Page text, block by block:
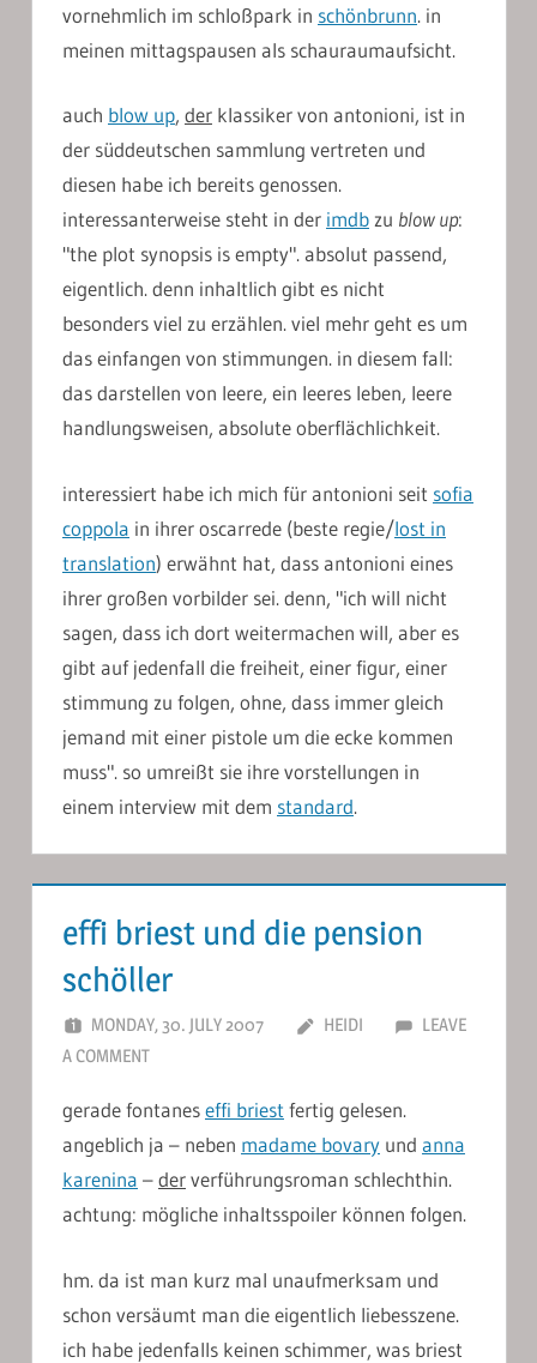
vornehmlich im schloßpark in schönbrunn. in
meinen mittagspausen als schauraumaufsicht.
auch blow up, der klassiker von antonioni, ist in
der süddeutschen sammlung vertreten und
diesen habe ich bereits genossen.
interessanterweise steht in der imdbzu blow up:
"the plot synopsis is empty". absolut passend,
eigentlich. denn inhaltlich gibt es nicht
besonders viel zu erzählen. viel mehr geht es um
das einfangen von stimmungen. in diesem fall:
das darstellen von leere, ein leeres leben, leere
handlungsweisen, absolute oberflächlichkeit.
interessiert habe ich mich für antonioni seit sofia
coppola in ihrer oscarrede (beste regie/lost in
translation) erwähnt hat, dass antonioni eines
ihrer großen vorbilder sei. denn, "ich will nicht
sagen, dass ich dort weitermachen will, aber es
gibt auf jedenfall die freiheit, einer figur, einer
stimmung zu folgen, ohne, dass immer gleich
jemand mit einer pistole um die ecke kommen
muss". so umreißt sie ihre vorstellungen in
einem interview mit dem standard.
effi briest und die pension
schöller
MONDAY, 30. JULY 2007 HEIDI
LEAVE
A COMMENT
gerade fontaneseffi briestfertig gelesen.
angeblich ja – neben madame bovary und anna
karenina –derverführungsroman schlechthin.
achtung: mögliche inhaltsspoiler können folgen.
hm. da ist man kurz mal unaufmerksam und
schon versäumt man die eigentlich liebesszene.
ich habe jedenfalls keinen schimmer, was briest